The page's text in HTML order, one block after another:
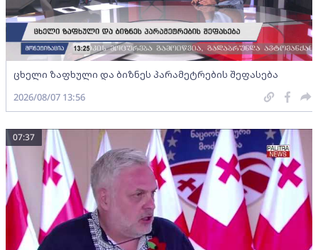
ცხელი ზაფხული და ბიზნეს პარამეტრების შეფასება
2026/08/07 13:56
07:37